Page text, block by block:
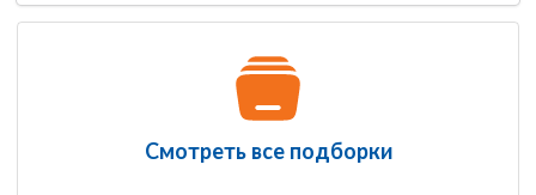
Смотреть все подборки